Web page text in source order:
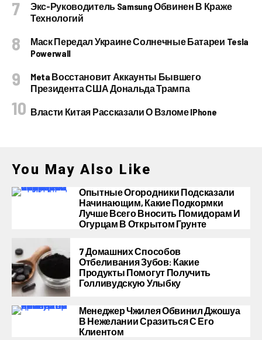
Экс-Руководитель Samsung Обвинен В Краже
Технологий
Маск Передал Украине Солнечные Батареи Tesla
Powerwall
Meta Восстановит Аккаунты Бывшего
Президента США Дональда Трампа
Власти Китая Рассказали О Взломе IPhone
You May Also Like
Опытные Огородники Подсказали
Начинающим, Какие Подкормки
Лучше Всего Вносить Помидорам И
Огурцам В Открытом Грунте
7 Домашних Способов
Отбеливания Зубов: Какие
Продукты Помогут Получить
Голливудскую Улыбку
Менеджер Чжилея Обвинил Джошуа
В Нежелании Сразиться С Его
Клиентом